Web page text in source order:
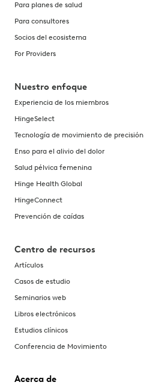
Para planes de salud
Para consultores
Socios del ecosistema
For Providers
Nuestro enfoque
Experiencia de los miembros
HingeSelect
Tecnología de movimiento de precisión
Enso para el alivio del dolor
Salud pélvica femenina
Hinge Health Global
HingeConnect
Prevención de caídas
Centro de recursos
Artículos
Casos de estudio
Seminarios web
Libros electrónicos
Estudios clínicos
Conferencia de Movimiento
Acerca de